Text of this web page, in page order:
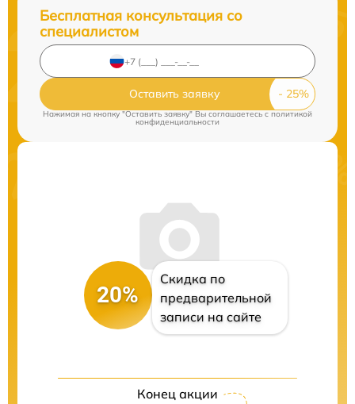
Бесплатная консультация со
специалистом
Оставить заявку
Нажимая на кнопку "Оставить заявку" Вы соглашаетесь c политикой
конфиденциальности
20%
Скидка по
предварительной
записи на сайте
Конец акции